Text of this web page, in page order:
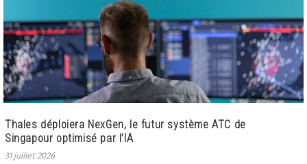
Thales déploiera NexGen, le futur système ATC de
Singapour optimisé par l’IA
31 juillet 2026